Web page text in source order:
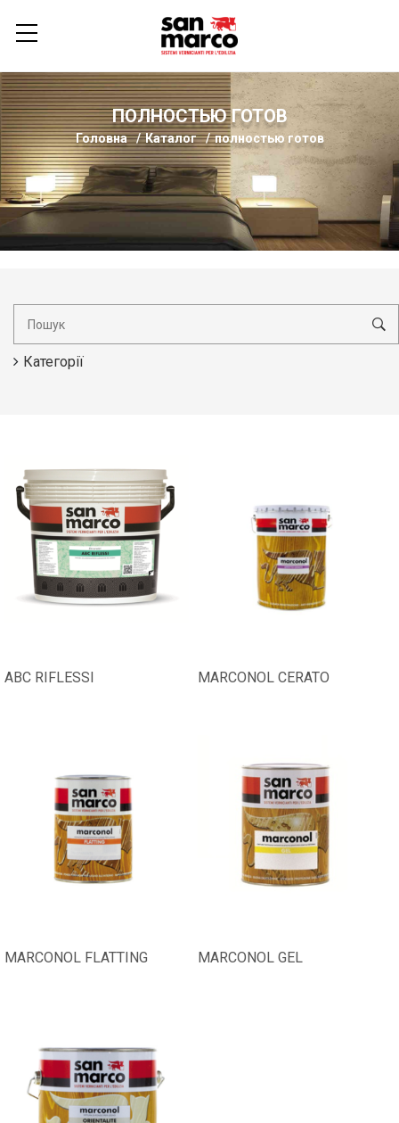
ПОЛНОСТЬЮ ГОТОВ
Головна Каталог полностью готов
Категорії
ABC RIFLESSI MARCONOL CERATO
MARCONOL FLATTING MARCONOL GEL